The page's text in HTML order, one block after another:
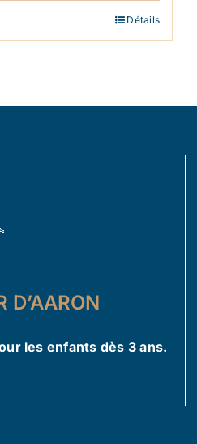
Détails
D’AARON
les enfants dès 3 ans.